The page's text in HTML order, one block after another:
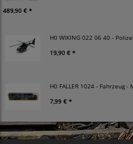
489,90 € *
H0 WIKING 022 06 40 -
19,90 € *
H0 FALLER 1024 - Fahrzeug
7,99 € *